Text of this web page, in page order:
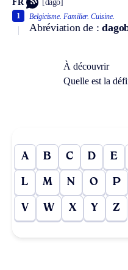
FR [dago]
Belgicisme. Familier. Cuisine.
Abréviation de :
1
À découvrir
Quelle est la
A B C D E
L M N O P
V W X Y Z